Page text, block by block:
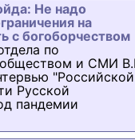
Не надо
на
с богоборчеством
по
и СМИ
"Российской
Русской
пандемии